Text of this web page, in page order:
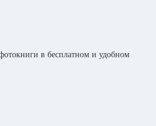
в бесплатном и удобном